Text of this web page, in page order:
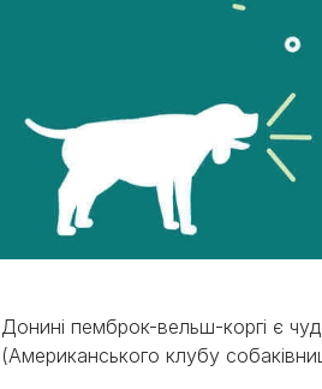
Донині пемброк-вельш-коргі є
(Американського клубу